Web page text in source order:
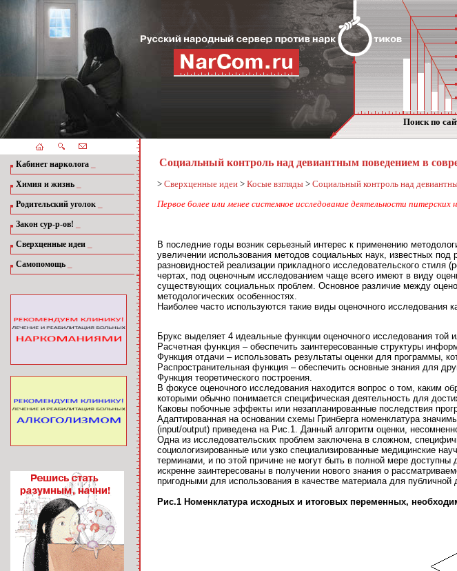
Поиск по
Кабинет нарколога
Химия и жизнь
Родительский уголок
Закон сур-р-ов!
Сверхценные идеи
Самопомощь
Социальный контроль над девиантным поведением в
> Сверхценные идеи > Косые взгляды > Социальный контроль над
Первое более или менее системное исследование деятельности
В последние годы возник серьезный интерес к применению
увеличении использования методов социальных наук, известных
разновидностей реализации прикладного исследовательского
чертах, под оценочным исследованием чаще всего имеют в виду
существующих социальных проблем. Основное различие между
методологических особенностях.
Наиболее часто используются такие виды оценочного исследования
Брукс выделяет 4 идеальные функции оценочного исследования той
Расчетная функция – обеспечить заинтересованные структуры
Функция отдачи – использовать результаты оценки для программы,
Распространительная функция – обеспечить основные знания для
Функция теоретического построения.
В фокусе оценочного исследования находится вопрос о том, каким
которыми обычно понимается специфическая деятельность для
Каковы побочные эффекты или незапланированные последствия
Адаптированная на основании схемы Гринберга номенклатура
(input/output) приведена на Рис.1. Данный алгоритм оценки,
Одна из исследовательских проблем заключена в сложном,
социологизированные или узко специализированные медицинские
терминами, и по этой причине не могут быть в полной мере доступны
искренне заинтересованы в получении нового знания о
пригодными для использования в качестве материала для
Рис.1 Номенклатура исходных и итоговых переменных,